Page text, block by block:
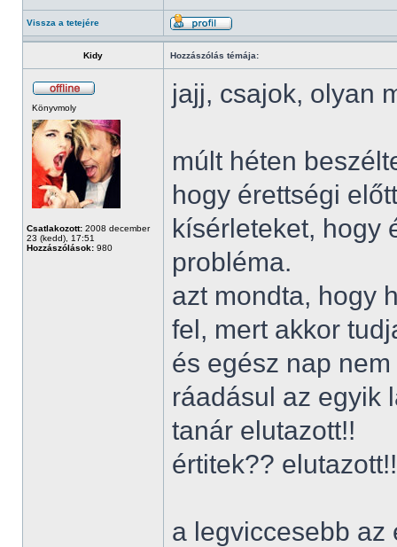
Vissza a tetejére
Kidy Hozzászólás témája:
Könyvmoly
Csatlakozott: 2008 december
23 (kedd), 17:51
Hozzászólások: 980
jajj, csajok, olyan
múlt héten
hogy érettségi
kísérleteket, hogy
probléma.
azt mondta, hogy
fel, mert akkor
és egész nap
ráadásul az egyik
tanár elutazott!!
értitek?? elutazott!!
a legviccesebb az